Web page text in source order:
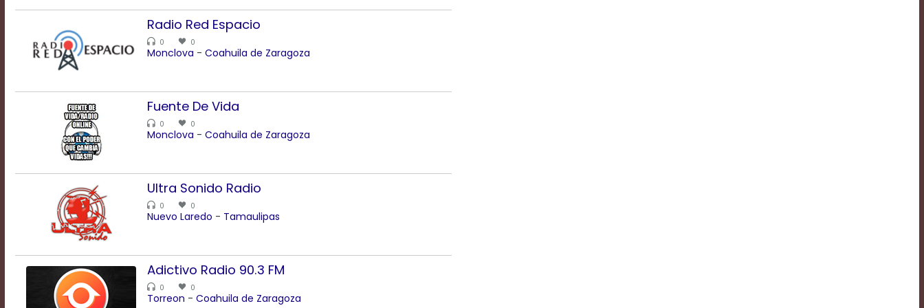
Background
Transparency
Window
Radio Red Espacio
0 0
Monclova - Coahuila de Zaragoza
Fuente De Vida
0 0
Monclova - Coahuila de Zaragoza
Ultra Sonido Radio
0 0
Nuevo Laredo - Tamaulipas
Adictivo Radio 90.3 FM
0 0
Torreon - Coahuila de Zaragoza